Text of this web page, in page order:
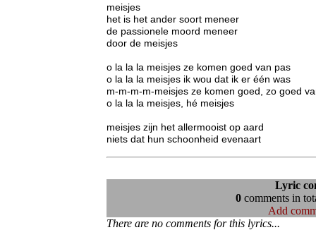
meisjes
het is het ander soort meneer
de passionele moord meneer
door de meisjes
o la la la meisjes ze komen goed van pas
o la la la meisjes ik wou dat ik er één was
m-m-m-m-meisjes ze komen goed, zo goed
o la la la meisjes, hé meisjes
meisjes zijn het allermooist op aard
niets dat hun schoonheid evenaart
Lyric
0comments in
Add
There are no comments for this lyrics...